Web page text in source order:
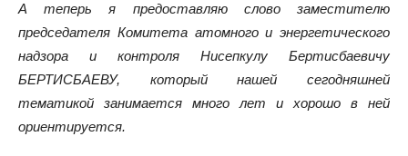
А теперь я предоставляю слово заместителю
председателя Комитета атомного и энергетического
надзора и контроля Нисепкулу Бертисбаевичу
БЕРТИСБАЕВУ, который нашей сегодняшней
тематикой занимается много лет и хорошо в ней
ориентируется.